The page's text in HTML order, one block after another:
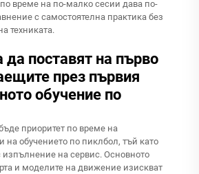
време на по-малко сесии дава по-
с самостоятелна практика без
техниката.
да поставят на първо
през първия
обучение по
приоритет по време на
на обучението по пиклбол, тъй като
изпълнение на сервис. Основното
и моделите на движение изискват